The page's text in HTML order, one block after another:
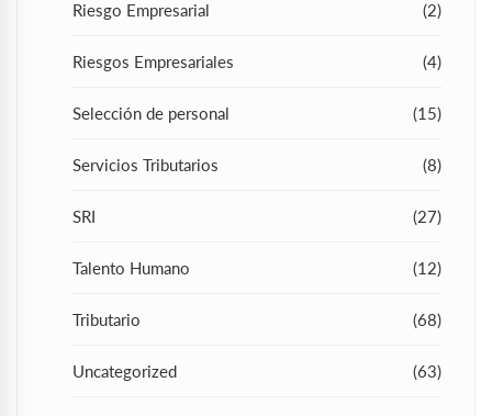
Riesgo Empresarial (2)
Riesgos Empresariales (4)
Selección de personal (15)
Servicios Tributarios (8)
SRI (27)
Talento Humano (12)
Tributario (68)
Uncategorized (63)